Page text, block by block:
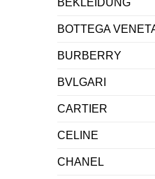
BEKLEIDUNG
BOTTEGA
BURBERRY
BVLGARI
CARTIER
CELINE
CHANEL